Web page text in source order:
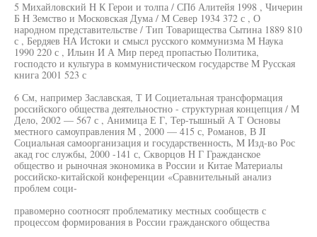
5 Михайловский H К Герои и толпа / СПб Алитейя 1998 , Чичерин
Б H Земство и Московская Дума / M Север 1934 372 с , О
народном представительстве / Тип Товарищества Сытина 1889 810
с , Бердяев НА Истоки и смысл русского коммунизма M Наука
1990 220 с , Ильин И А Мир перед пропастью Политика,
господсто и культура в коммунистическом государстве M Русская
книга 2001 523 с
6 См, например Заславская, Т И Социетальная трансформация
российского общества деятельностно - структурная концепция / M
Дело, 2002 — 567 с , Анимица Е Г, Тер-тышный А Т Основы
местного самоуправления M , 2000 — 415 с, Романов, В JI
Социальная самоорганизация и государственность, M Изд-во Рос
акад гос службы, 2000 -141 с, Скворцов H Г Гражданское
общество и рыночная экономика в России и Китае Материалы
российско-китайской конференции «Сравнительный анализ
проблем соци-
правомерно соотносят проблематику местных сообществ с
процессом формирования в России гражданского общества